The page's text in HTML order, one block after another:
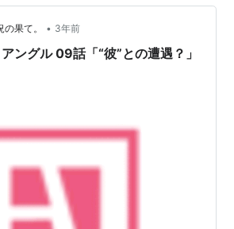
POP UP PARADE『花奏すず』フィ
イルカンパニー】 あやかしトライア
妖…
果て。 • 3年前
ングル 09話「“彼”との遭遇？」